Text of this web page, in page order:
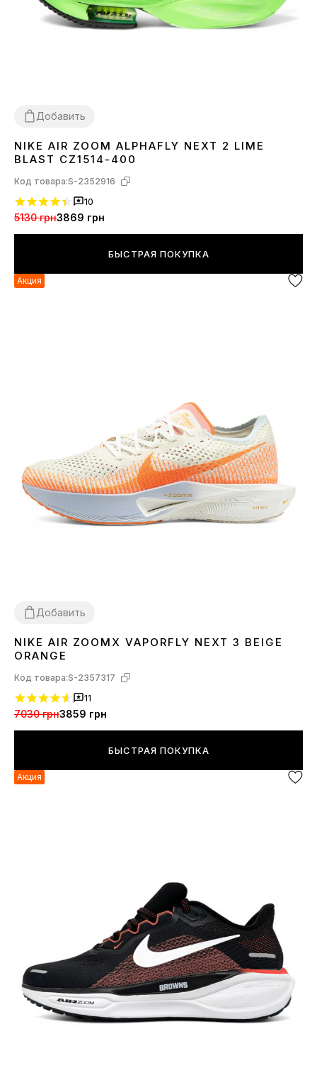
Добавить
4245
NIKE AIR ZOOM ALPHAFLY NEXT 2 LIME
BLAST CZ1514-400
Код товара:S-2352916
10
5130 грн3869 грн
БЫСТРАЯ ПОКУПКА
Акция
Добавить
3637 38 39 404445
NIKE AIR ZOOMX VAPORFLY NEXT 3 BEIGE
ORANGE
Код товара:S-2357317
11
7030 грн3859 грн
БЫСТРАЯ ПОКУПКА
Акция